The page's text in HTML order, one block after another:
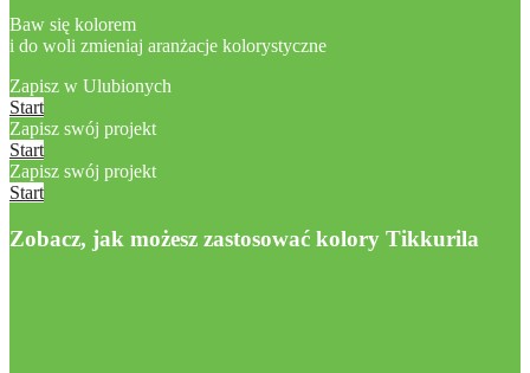
Baw się kolorem
i do woli zmieniaj aranżacje kolorystyczne
Zapisz w Ulubionych
Start
Zapisz swój projekt
Start
Zapisz swój projekt
Start
Zobacz, jak możesz zastosować kolory Tikkurila